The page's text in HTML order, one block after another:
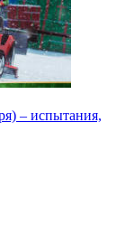
– испытания,